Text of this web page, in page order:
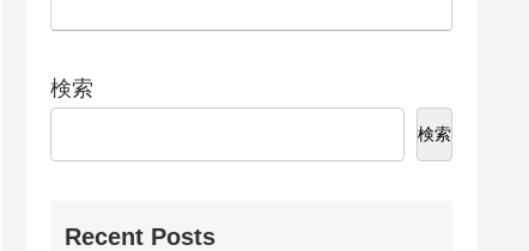
検索
検索
Recent Posts